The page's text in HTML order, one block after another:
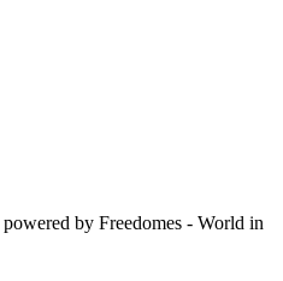
powered by Freedomes - World in